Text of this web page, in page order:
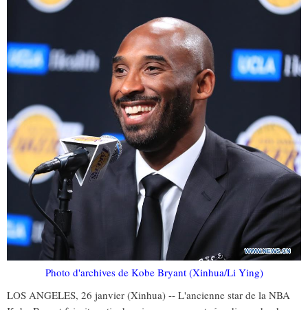
Photo d'archives de Kobe Bryant (Xinhua/Li Ying)
LOS ANGELES, 26 janvier (Xinhua) -- L'ancienne star de la NBA